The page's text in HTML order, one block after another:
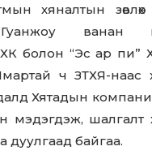
Don't
out!
хяналтын
ванан
болон “Эс ар пи”
ч ЗТХЯ-
Хятадын
мэдэгдэж,
дуулгаад байгаа.